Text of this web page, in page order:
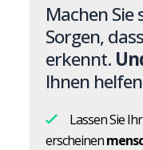
Machen Sie
Sorgen,
erkennt.
Ihnen
Lassen Sie
erscheinen